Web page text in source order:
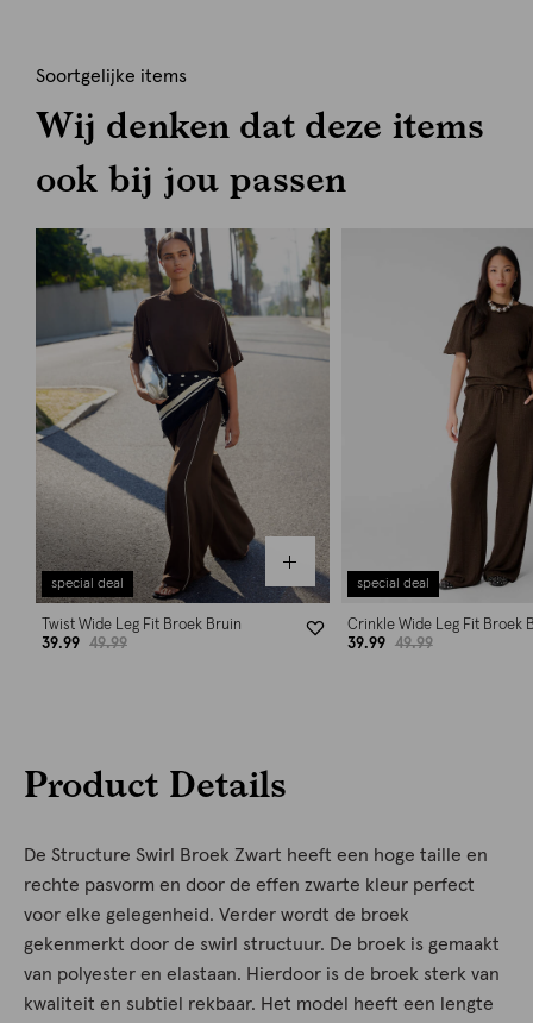
Soortgelijke items
Wij denken dat deze items
ook bij jou passen
special deal
Twist Wide Leg Fit Broek Bruin
39.99
49.99
special deal
Crinkle Wide Leg Fit Broek
39.99
49.99
Product Details
De Structure Swirl Broek Zwart heeft een hoge taille en
rechte pasvorm en door de effen zwarte kleur perfect
voor elke gelegenheid. Verder wordt de broek
gekenmerkt door de swirl structuur. De broek is gemaakt
van polyester en elastaan. Hierdoor is de broek sterk van
kwaliteit en subtiel rekbaar. Het model heeft een lengte